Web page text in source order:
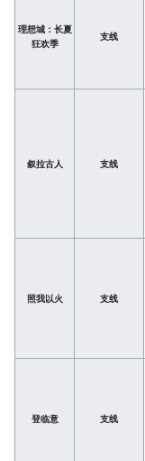
理想城：长夏
狂欢季
支线
叙拉古人 支线
照我以火 支线
登临意 支线